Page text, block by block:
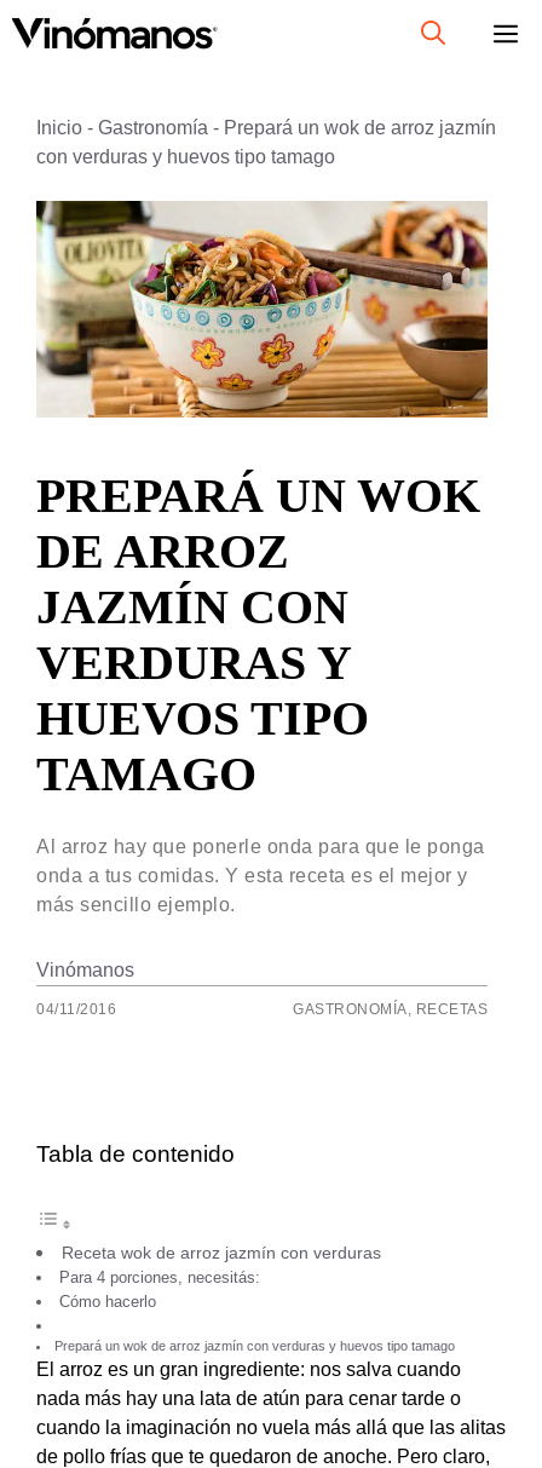
Inicio - Gastronomía - Prepará un wok de arroz jazmín
con verduras y huevos tipo tamago
PREPARÁ UN WOK
DE ARROZ
JAZMÍN CON
VERDURAS Y
HUEVOS TIPO
TAMAGO
Al arroz hay que ponerle onda para que le ponga
onda a tus comidas. Y esta receta es el mejor y
más sencillo ejemplo.
Vinómanos
04/11/2016 GASTRONOMÍA, RECETAS
Tabla de contenido
Receta wok de arroz jazmín con verduras
Para 4 porciones, necesitás:
Cómo hacerlo
Prepará un wok de arroz jazmín con verduras y huevos tipo tamago
El arroz es un gran ingrediente: nos salva cuando
nada más hay una lata de atún para cenar tarde o
cuando la imaginación no vuela más allá que las alitas
de pollo frías que te quedaron de anoche. Pero claro,